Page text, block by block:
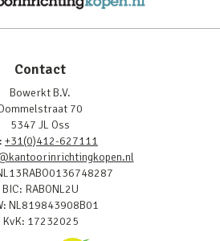
Contact
Bowerkt B.V.
70
5347 JL Oss
+31(0)412-627111
BIC: RABONL2U
NL819843908B01
KvK: 17232025